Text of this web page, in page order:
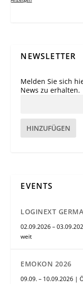
NEWSLETTER
Melden Sie sich
News zu erhalten.
HINZUFÜGEN
EVENTS
LOGINEXT
02.09.2026 –
weit
EMOKON 2026
09.09. – 10.09.2026 |